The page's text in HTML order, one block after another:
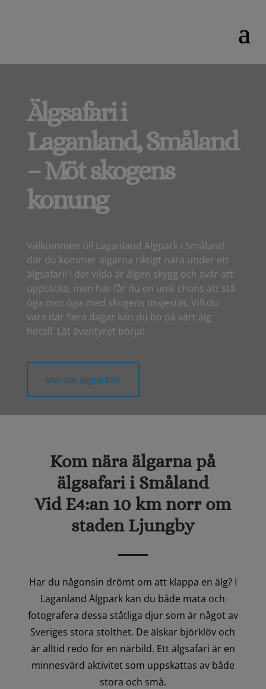
Älgsafari i
Laganland, Småland
–Möt skogens
konung
Välkommen till Laganland Älgpark i Småland
där du kommer älgarna riktigt nära under ett
älgsafari! I det vilda är älgen skygg och svår att
upptäcka, men här får du en unik chans att stå
öga mot öga med skogens majestät. Vill du
vara där flera dagar kan du bo på vårt älg
hotell. Låt äventyret börja!
Mer om älgparken
Kom nära älgarna på
älgsafari i Småland
Vid E4:an 10 km norr om
staden Ljungby
Har du någonsin drömt om att klappa en älg? I
Laganland Älgpark kan du både mata och
fotografera dessa ståtliga djur som är något av
Sveriges stora stolthet. De älskar björklöv och
är alltid redo för en närbild. Ett älgsafari är en
minnesvärd aktivitet som uppskattas av både
stora och små.